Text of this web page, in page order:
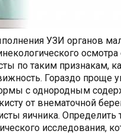
УЗИ органов
по таким признакам,
Гораздо проще
с однородным
от внематочной
яичника. Определить
исследования,